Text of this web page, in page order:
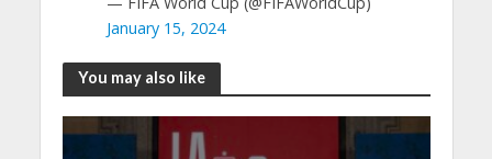
January 15, 2024
You may also like